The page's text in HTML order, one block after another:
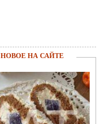
НОВОЕ НА САЙТЕ